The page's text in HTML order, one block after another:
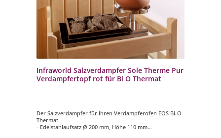
Infraworld Salzverdampfer Sole Therme Pur
Verdampfertopf rot für Bi O Thermat
Der Salzverdampfer für Ihren Verdampferofen EOS Bi-O
Thermat
- Edelstahlaufsatz Ø 200 mm, Höhe 110 mm